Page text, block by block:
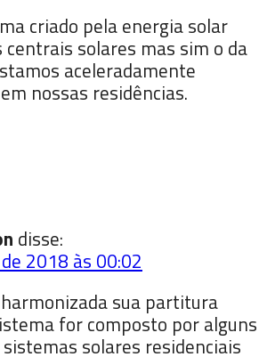
criado pela energia solar
centrais solares mas sim o da
aceleradamente
nossas residências.
disse:
2018 às 00:02
sua partitura
for composto por alguns
solares residenciais